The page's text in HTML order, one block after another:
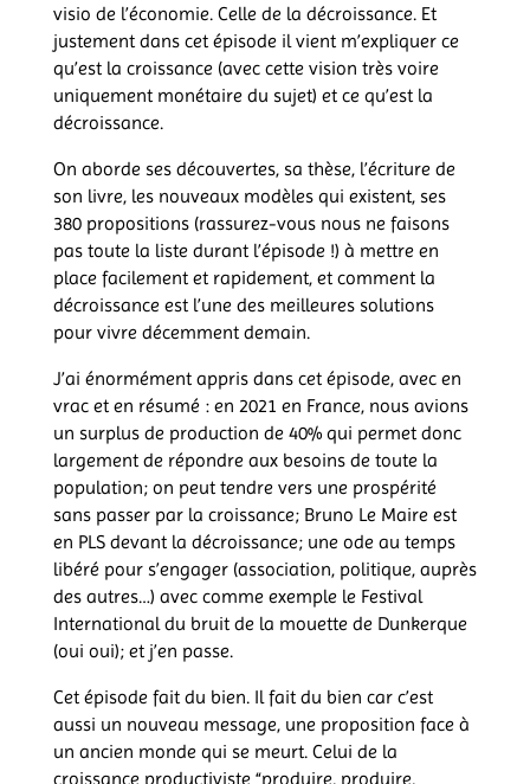
visio de l’économie. Celle de la décroissance. Et
justement dans cet épisode il vient m’expliquer ce
qu’est la croissance (avec cette vision très voire
uniquement monétaire du sujet) et ce qu’est la
décroissance.
On aborde ses découvertes, sa thèse, l’écriture de
son livre, les nouveaux modèles qui existent, ses
380 propositions (rassurez-vous nous ne faisons
pas toute la liste durant l’épisode !) à mettre en
place facilement et rapidement, et comment la
décroissance est l’une des meilleures solutions
pour vivre décemment demain.
J’ai énormément appris dans cet épisode, avec en
vrac et en résumé : en 2021 en France, nous avions
un surplus de production de 40% qui permet donc
largement de répondre aux besoins de toute la
population; on peut tendre vers une prospérité
sans passer par la croissance; Bruno Le Maire est
en PLS devant la décroissance; une ode au temps
libéré pour s’engager (association, politique, auprès
des autres…) avec comme exemple le Festival
International du bruit de la mouette de Dunkerque
(oui oui); et j’en passe.
Cet épisode fait du bien. Il fait du bien car c’est
aussi un nouveau message, une proposition face à
un ancien monde qui se meurt. Celui de la
croissance productiviste “produire, produire,